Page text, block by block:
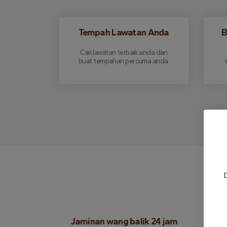
Tempah Lawatan Anda
Cari lawatan terbaik anda dan
buat tempahan percuma anda.
Jaminan wang balik 24 jam